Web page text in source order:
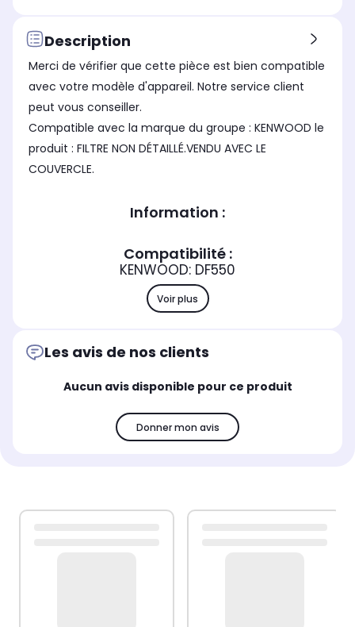
Description
Merci de vérifier que cette pièce est bien compatible
avec votre modèle d'appareil. Notre service client
peut vous conseiller.
Compatible avec la marque du groupe : KENWOOD le
produit : FILTRE NON DÉTAILLÉ.VENDU AVEC LE
COUVERCLE.
Information :
Compatibilité :
KENWOOD: DF550
Voir plus
Les avis de nos clients
Aucun avis disponible pour ce produit
Donner mon avis